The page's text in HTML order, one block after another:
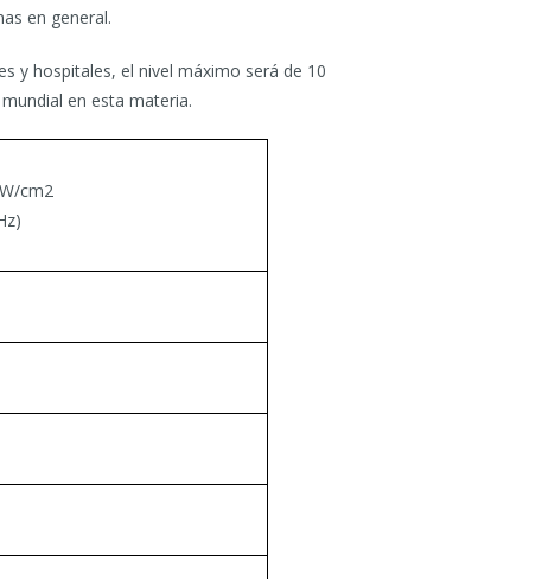
en general.
y hospitales, el nivel máximo será de 10
en esta materia.
cm2